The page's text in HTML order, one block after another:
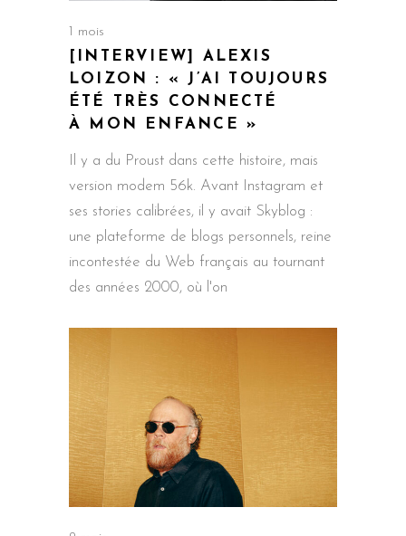
1 mois
[INTERVIEW] ALEXIS
LOIZON : « J’AI TOUJOURS
ÉTÉ TRÈS CONNECTÉ
À MON ENFANCE »
Il y a du Proust dans cette histoire, mais
version modem 56k. Avant Instagram et
ses stories calibrées, il y avait Skyblog :
une plateforme de blogs personnels, reine
incontestée du Web français au tournant
des années 2000, où l'on